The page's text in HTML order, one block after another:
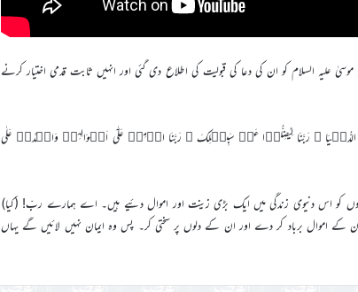
علیہ السلام کو ان کی دعا کی قبولیت کی اطلاع دی گئی اور انہیں ثابت قدمی اختیار کرنے
الدُّنۡیَا ۙ رَبَّنَا لِیُضِلُّوۡا عَنۡ سَبِیۡلِکَ ۚ رَبَّنَا اطۡمِسۡ عَلٰۤی اَمۡوَالِہِمۡ وَاشۡدُدۡ عَلٰی
کو اس دنیوی زندگی میں ایک بڑی زینت اور اموال دئیے ہیں۔ اے ہمارے ربّ! (کیا)
اموال برباد کر دے اور ان کے دلوں پر سختی کر۔ پس وہ ایمان نہیں لائیں گے یہاں